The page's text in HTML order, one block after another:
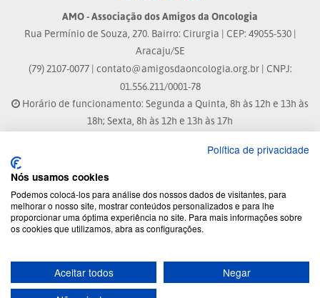
AMO - Associação dos Amigos da Oncologia
Rua Permínio de Souza, 270. Bairro: Cirurgia | CEP: 49055-530 |
Aracaju/SE
(79) 2107-0077 | contato@amigosdaoncologia.org.br| CNPJ:
01.556.211/0001-78
Horário de funcionamento: Segunda a Quinta, 8h às 12h e 13h às
18h; Sexta, 8h às 12h e 13h às 17h
Site atualizado em: 04/08/2026 às 10:33h
® Marca Registrada
© 2026 - Todos os direitos reservados.
Desenvolvido por:
Política de privacidade
Nós usamos cookies
Podemos colocá-los para análise dos nossos dados de visitantes, para
melhorar o nosso site, mostrar conteúdos personalizados e para lhe
proporcionar uma óptima experiência no site. Para mais informações sobre
os cookies que utilizamos, abra as configurações.
Aceitar todos
Negar